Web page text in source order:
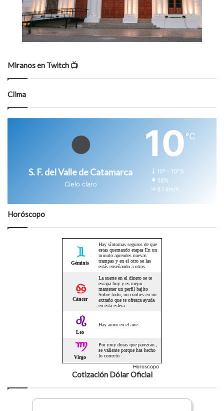
Miranos en Twitch 📺
Clima
S. F. del Valle de Catamarca
Cielo claro
10 ℃
10º - 10º%
38%
8.1 km/h
Horóscopo
Horoscopo
Cotización Dólar Oficial